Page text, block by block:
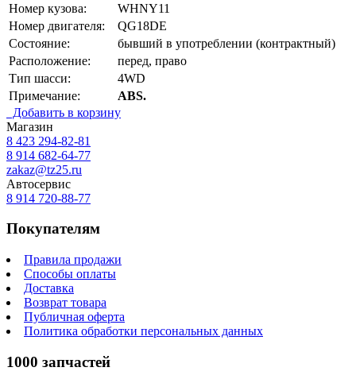
Номер кузова:
WHNY11
Номер двигателя:
QG18DE
Состояние:
бывший в употреблении (контрактный)
Расположение:
перед, право
Тип шасси:
4WD
Примечание:
ABS.
Добавить в корзину
Магазин
8 423 294-82-81
8 914 682-64-77
zakaz@tz25.ru
Автосервис
8 914 720-88-77
Покупателям
Правила продажи
Способы оплаты
Доставка
Возврат товара
Публичная оферта
Политика обработки персональных данных
1000 запчастей